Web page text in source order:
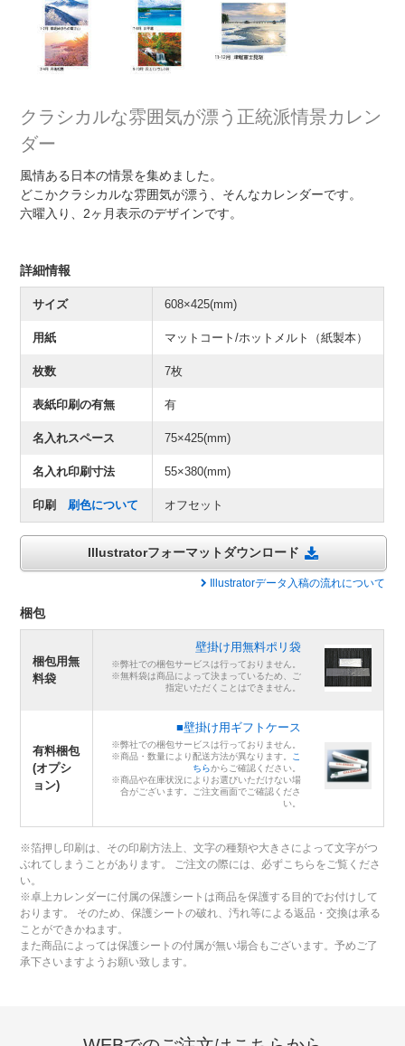
クラシカルな雰囲気が漂う正統派情景カレン
ダー
風情ある日本の情景を集めました。
どこかクラシカルな雰囲気が漂う、そんなカレンダーです。
六曜入り、2ヶ月表示のデザインです。
詳細情報
サイズ 608×425(mm)
用紙 マットコート/ホットメルト（紙製本）
枚数 7枚
表紙印刷の有無 有
名入れスペース 75×425(mm)
名入れ印刷寸法 55×380(mm)
印刷 刷色について オフセット
Illustratorフォーマットダウンロード
Illustratorデータ入稿の流れについて
梱包
梱包用無
料袋
壁掛け用無料ポリ袋
※弊社での梱包サービスは行っておりません。
※無料袋は商品によって決まっているため、ご
指定いただくことはできません。
有料梱包
(オプシ
ョン)
■壁掛け用ギフトケース
※弊社での梱包サービスは行っておりません。
※商品・数量により配送方法が異なります。
こ
ちらからご確認ください。
※商品や在庫状況によりお選びいただけない場
合がございます。ご注文画面でご確認くださ
い。
※箔押し印刷は、その印刷方法上、文字の種類や大きさによって文字がつ
ぶれてしまうことがあります。 ご注文の際には、必ずこちらをご覧くださ
い。
※卓上カレンダーに付属の保護シートは商品を保護する目的でお付けして
おります。 そのため、保護シートの破れ、汚れ等による返品・交換は承る
ことができかねます。
また商品によっては保護シートの付属が無い場合もございます。予めご了
承下さいますようお願い致します。